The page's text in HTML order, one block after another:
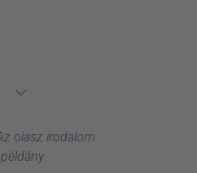
olasz irodalom